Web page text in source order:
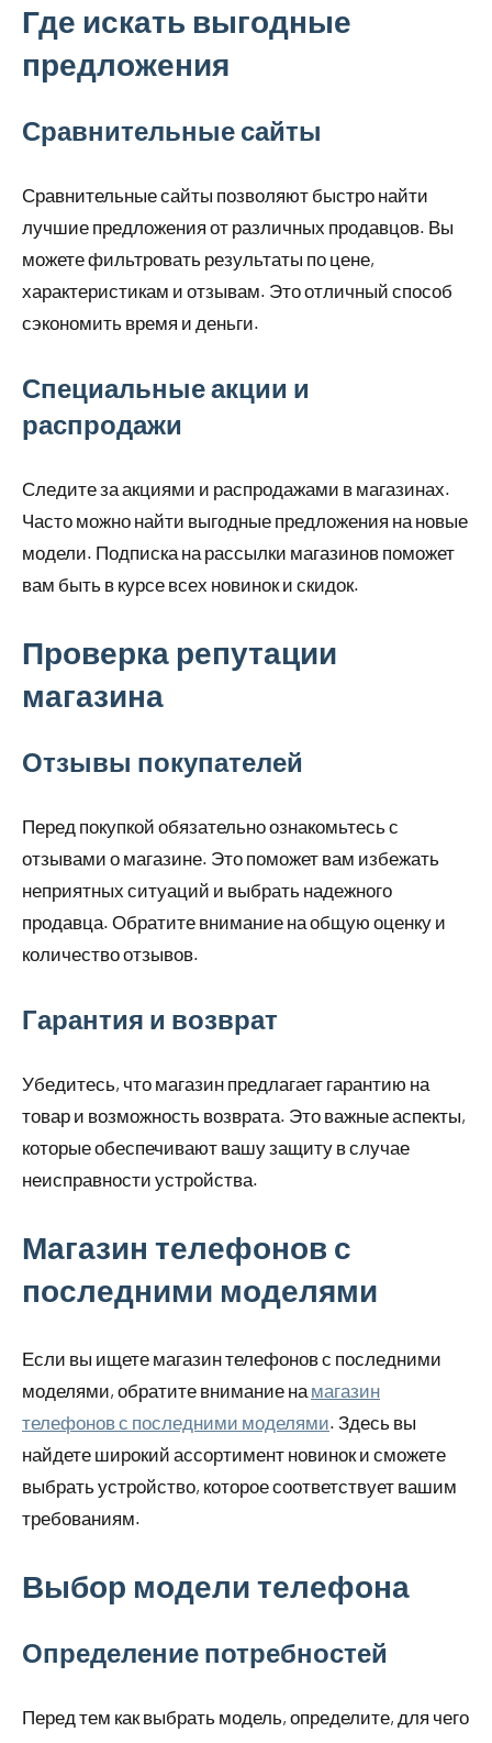
Где искать выгодные
предложения
Сравнительные сайты
Сравнительные сайты позволяют быстро найти
лучшие предложения от различных продавцов. Вы
можете фильтровать результаты по цене,
характеристикам и отзывам. Это отличный способ
сэкономить время и деньги.
Специальные акции и
распродажи
Следите за акциями и распродажами в магазинах.
Часто можно найти выгодные предложения на новые
модели. Подписка на рассылки магазинов поможет
вам быть в курсе всех новинок и скидок.
Проверка репутации
магазина
Отзывы покупателей
Перед покупкой обязательно ознакомьтесь с
отзывами о магазине. Это поможет вам избежать
неприятных ситуаций и выбрать надежного
продавца. Обратите внимание на общую оценку и
количество отзывов.
Гарантия и возврат
Убедитесь, что магазин предлагает гарантию на
товар и возможность возврата. Это важные аспекты,
которые обеспечивают вашу защиту в случае
неисправности устройства.
Магазин телефонов с
последними моделями
Если вы ищете магазин телефонов с последними
моделями, обратите внимание на магазин
телефонов с последними моделями. Здесь вы
найдете широкий ассортимент новинок и сможете
выбрать устройство, которое соответствует вашим
требованиям.
Выбор модели телефона
Определение потребностей
Перед тем как выбрать модель, определите, для чего